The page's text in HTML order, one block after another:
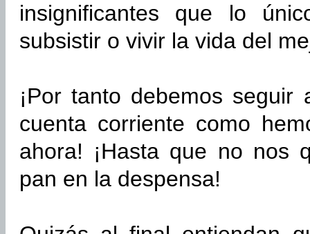
insignificantes que lo
subsistir o vivir la vida del
¡Por tanto debemos
cuenta corriente como
ahora! ¡Hasta que no nos
pan en la despensa!